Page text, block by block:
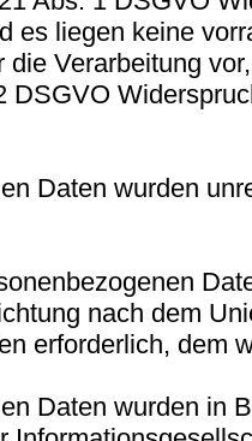
es liegen keine
die Verarbeitung
DSGVO
Daten wurden
nach dem
erforderlich, dem
Daten wurden in